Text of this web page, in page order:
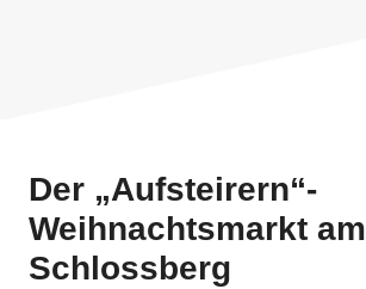
Der „Aufsteirern“-
Weihnachtsmarkt am
Schlossberg